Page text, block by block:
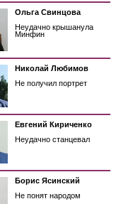
Ольга Свинцова
Неудачно крышанула
Минфин
Николай Любимов
Не получил портрет
Евгений Кириченко
Неудачно станцевал
Борис Ясинский
Не понят народом